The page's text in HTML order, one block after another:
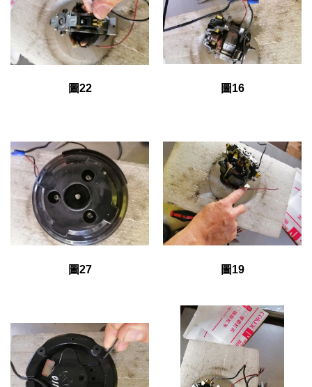
圖22 圖16
圖27 圖19